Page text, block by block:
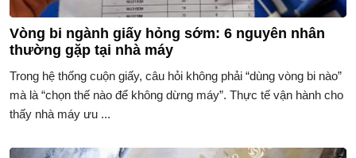
Vòng bi ngành giấy hỏng sớm: 6 nguyên nhân
thường gặp tại nhà máy
Trong hệ thống cuộn giấy, câu hỏi không phải “dùng vòng bi nào”
mà là “chọn thế nào để không dừng máy”. Thực tế vận hành cho
thấy nhà máy ưu ...